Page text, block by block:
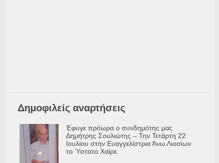
Δημοφιλείς αναρτήσεις
Έφυγε πρόωρα ο συνδημότης μας
Δημήτρης Σουλιώτης – Την Τετάρτη 22
Ιουλίου στην Ευαγγελίστρια Άνω Λιοσίων
το Ύστατο Χαίρε